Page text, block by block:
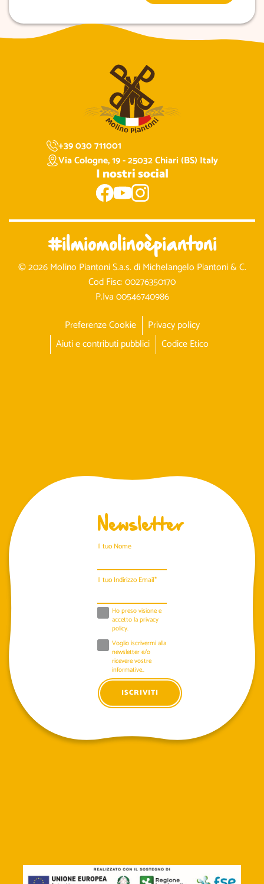
+39 030 711001
Via Cologne, 19 - 25032 Chiari (BS) Italy
I nostri social
#ilmiomolinoèpiantoni
© 2026 Molino Piantoni S.a.s. di Michelangelo Piantoni & C.
Cod Fisc: 00276350170
P.Iva 00546740986
Preferenze Cookie
Privacy policy
Aiuti e contributi pubblici
Codice Etico
Newsletter
Il tuo Nome
Il tuo Indirizzo Email*
Ho preso visione e
accetto laprivacy
policy.
Voglio iscrivermi alla
newsletter e/o
ricevere vostre
informative..